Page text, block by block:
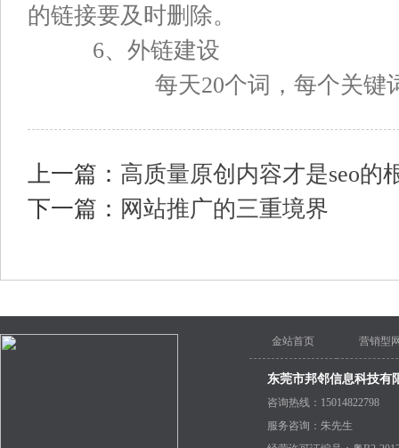
的链接要及时删除。
6、外链建设
每天20个词，每个关键词
上一篇： 高质量原创内容才是seo的
下一篇： 网站推广的三重境界
金站首页 营销型
东莞市邦邻信息科技有
咨询热线：15014822798
服务咨询：朱先